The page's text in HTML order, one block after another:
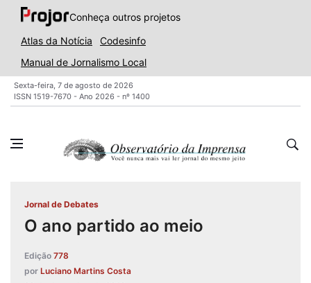
Conheça outros projetos
Atlas da Notícia
Codesinfo
Manual de Jornalismo Local
Sexta-feira, 7 de agosto de 2026
ISSN 1519-7670 - Ano 2026 - nº 1400
Jornal de Debates
O ano partido ao meio
Edição 778
por Luciano Martins Costa